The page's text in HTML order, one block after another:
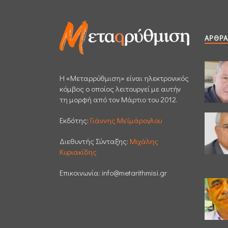
H «Μεταρρύθμιση» είναι ηλεκτρονικός
κόμβος ο οποίος λειτουργεί με αυτήν
τη μορφή από τον Μάρτιο του 2012.
Εκδότης: Γιάννης Μεϊμάρογλου
Διεθυντής Σύνταξης: Μιχάλης
Κυριακίδης
Επικοινωνία: info@metarithmisi.gr
ΆΡΘΡΑ